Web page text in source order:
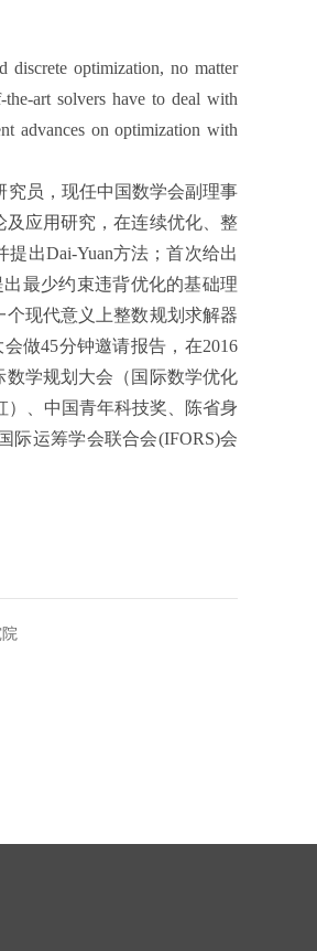
optimization, no matter
art solvers have to deal with
advances on optimization with
员，现任中国数学会副理事
应用研究，在连续优化、整
出Dai-Yuan方法；首次给出
最少约束违背优化的基础理
现代意义上整数规划求解器
做45分钟邀请报告，在2016
数学规划大会（国际数学优化
、中国青年科技奖、陈省身
际运筹学会联合会(IFORS)会